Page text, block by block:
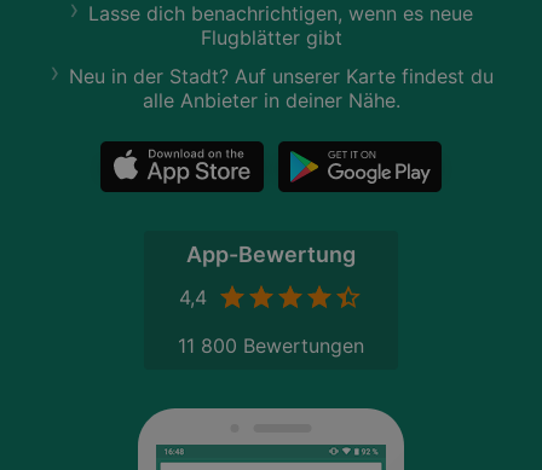
Lasse dich benachrichtigen, wenn es neue
Flugblätter gibt
Neu in der Stadt? Auf unserer Karte findest du
alle Anbieter in deiner Nähe.
App-Bewertung
4,4
11 800 Bewertungen